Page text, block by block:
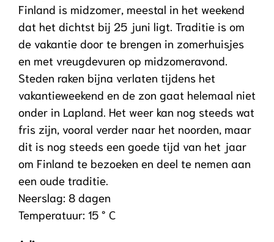
Finland is midzomer, meestal in het weekend
dat het dichtst bij 25 juni ligt. Traditie is om
de vakantie door te brengen in zomerhuisjes
en met vreugdevuren op midzomeravond.
Steden raken bijna verlaten tijdens het
vakantieweekend en de zon gaat helemaal niet
onder in Lapland. Het weer kan nog steeds wat
fris zijn, vooral verder naar het noorden, maar
dit is nog steeds een goede tijd van het jaar
om Finland te bezoeken en deel te nemen aan
een oude traditie.
Neerslag: 8 dagen
Temperatuur: 15 ° C